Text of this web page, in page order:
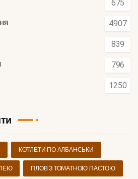
675
4907
839
796
1250
КОТЛЕТИ ПО АЛБАНСЬКИ
ПЛОВ З ТОМАТНОЮ ПАСТОЮ